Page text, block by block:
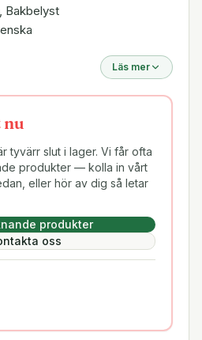
Bakbelyst
Läs mer
nu
tyvärr slut i lager. Vi får ofta
produkter — kolla in vårt
eller hör av dig så letar
produkter
oss